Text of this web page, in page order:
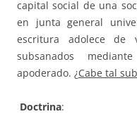
capital social de una
en junta general
escritura adolece de
subsanados
apoderado. ¿Cabe tal
Doctrina: